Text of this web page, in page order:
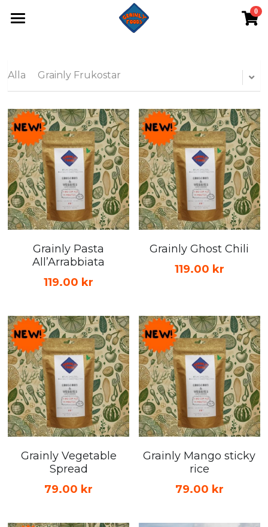
0
ABONNEMANG
VAR HITTAR JAG
SEK
SEK
EUR
KÖP NU
Alla Grainly Frukostar
Grainly Pasta
All’Arrabbiata
119.00 kr
Grainly Ghost Chili
119.00 kr
Grainly Vegetable
Spread
79.00 kr
Grainly Mango sticky
rice
79.00 kr
×
BUTIKSKATEGORIER
Grainly Bundles
Grainly Favoriter